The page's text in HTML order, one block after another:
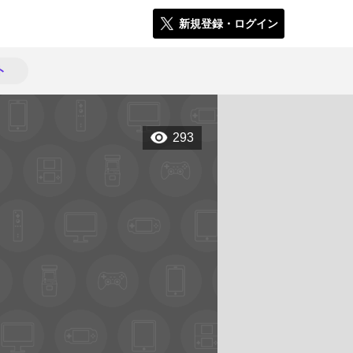
新規登録・ログイン
293